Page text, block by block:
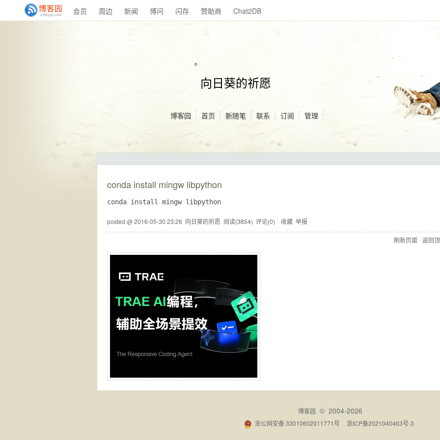
会员 周边 新闻 博问 闪存 赞助商 Chat2DB
向日葵的祈愿
博客园 首页 新随笔 联系 订阅 管理
conda install mingw libpython
conda install mingw libpython
posted @2016-05-30 23:26 向日葵的祈愿 阅读(3854) 评论(0) 收藏 举报
刷新页面 返回
博客园 © 2004-2026
浙公网安备 33010602011771号 浙ICP备2021040463号-3